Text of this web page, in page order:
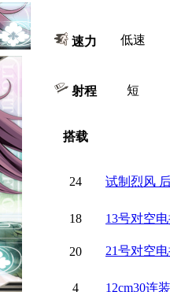
速力 低速
射程 短
搭载
24 试制烈风
18 13号对空
20 21号对空
4 12cm30连